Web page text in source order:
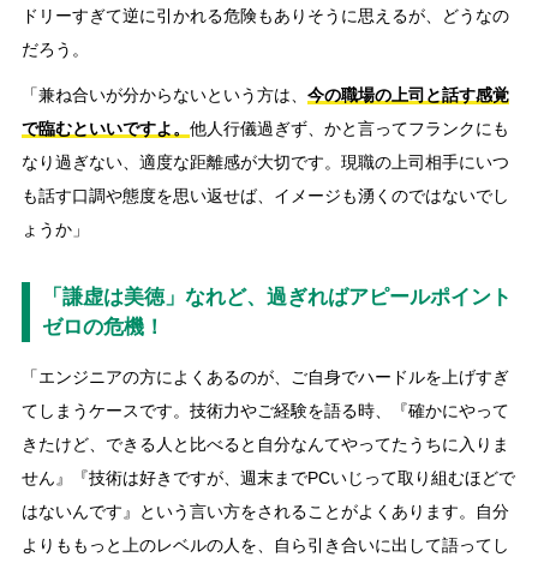
ドリーすぎて逆に引かれる危険もありそうに思えるが、どうなの
だろう。
「兼ね合いが分からないという方は、 今の職場の上司と話す感覚
で臨むといいですよ。 他人行儀過ぎず、かと言ってフランクにも
なり過ぎない、適度な距離感が大切です。現職の上司相手にいつ
も話す口調や態度を思い返せば、イメージも湧くのではないでし
ょうか」
「謙虚は美徳」なれど、過ぎればアピールポイント
ゼロの危機！
「エンジニアの方によくあるのが、ご自身でハードルを上げすぎ
てしまうケースです。技術力やご経験を語る時、『確かにやって
きたけど、できる人と比べると自分なんてやってたうちに入りま
せん』『技術は好きですが、週末までPCいじって取り組むほどで
はないんです』という言い方をされることがよくあります。自分
よりももっと上のレベルの人を、自ら引き合いに出して語ってし